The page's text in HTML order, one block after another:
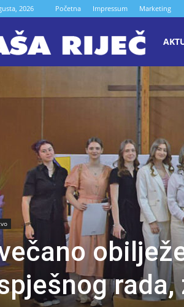
2026 Početna Impressum Marketing
Naša
riječ
Zenica